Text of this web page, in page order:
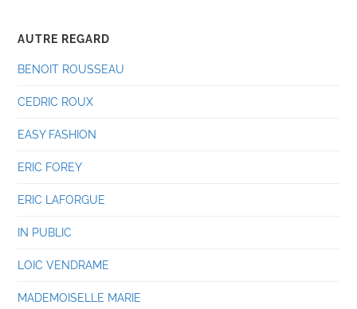
AUTRE REGARD
BENOIT ROUSSEAU
CEDRIC ROUX
EASY FASHION
ERIC FOREY
ERIC LAFORGUE
IN PUBLIC
LOIC VENDRAME
MADEMOISELLE MARIE